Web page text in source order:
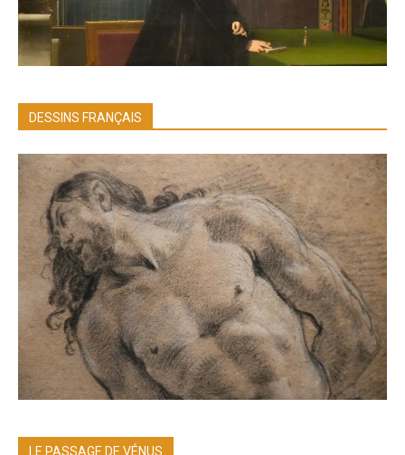
DESSINS FRANÇAIS
LE PASSAGE DE VÉNUS